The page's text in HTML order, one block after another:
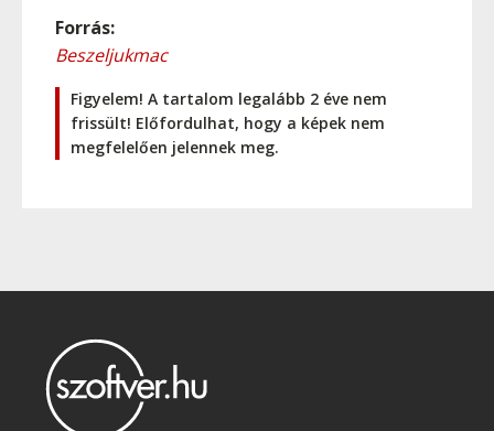
Forrás:
Beszeljukmac
Figyelem! A tartalom legalább 2 éve nem
frissült! Előfordulhat, hogy a képek nem
megfelelően jelennek meg.